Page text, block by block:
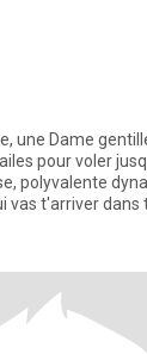
gentille, douce,
polyvalente
vas t'arriver dans